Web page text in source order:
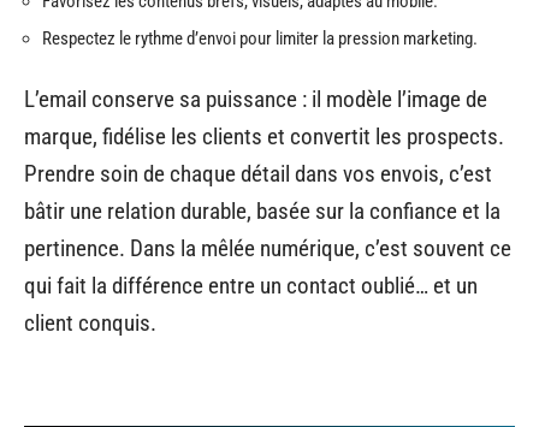
Respectez le rythme d’envoi pour limiter la pression marketing.
L’email conserve sa puissance : il modèle l’image de
marque, fidélise les clients et convertit les prospects.
Prendre soin de chaque détail dans vos envois, c’est
bâtir une relation durable, basée sur la confiance et la
pertinence. Dans la mêlée numérique, c’est souvent ce
qui fait la différence entre un contact oublié… et un
client conquis.